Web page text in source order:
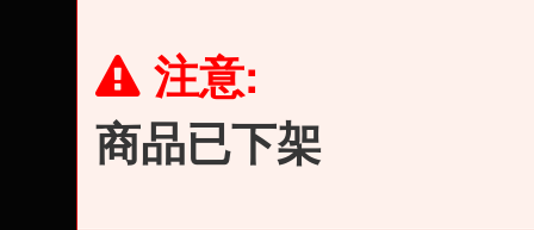
注意:
商品已下架